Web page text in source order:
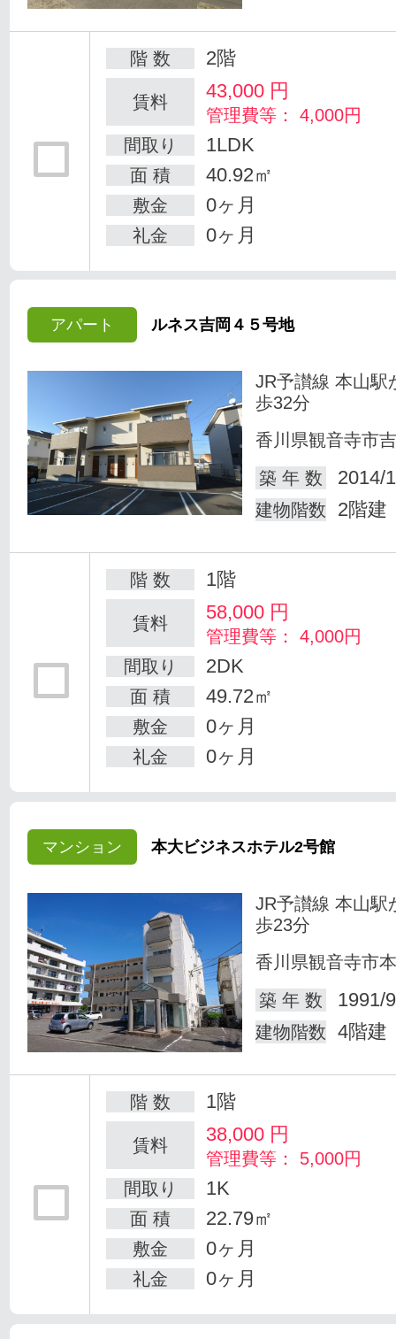
階 数 2階
賃料 43,000 円
管理費等： 4,000円
間取り
1LDK
面 積 40.92㎡
敷金 0ヶ月
礼金 0ヶ月
アパート ルネス吉岡４５号地
JR予讃線 本山駅
歩32分
香川県観音寺市
築 年 数
2014/
建物階数 2階建
階 数 1階
賃料 58,000 円
管理費等： 4,000円
間取り
2DK
面 積 49.72㎡
敷金 0ヶ月
礼金 0ヶ月
マンション 本大ビジネスホテル2号館
JR予讃線 本山駅
歩23分
香川県観音寺市
築 年 数
1991/
建物階数 4階建
階 数 1階
賃料 38,000 円
管理費等： 5,000円
間取り
1K
面 積 22.79㎡
敷金 0ヶ月
礼金 0ヶ月